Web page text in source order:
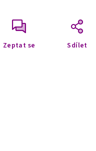
Zeptat se Sdílet